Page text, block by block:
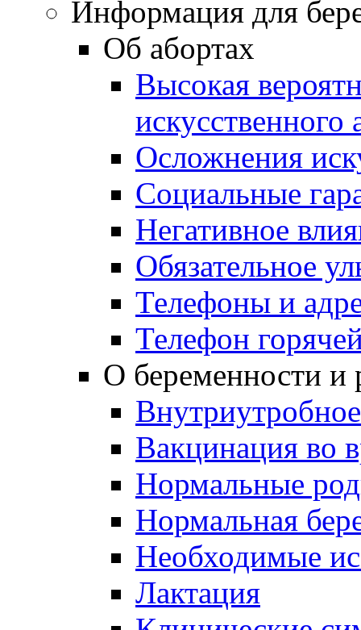
Информация для
Об абортах
Высокая
искусственного
Осложнения
Социальные
Негативное
Обязательное
Телефоны и
Телефон
О беременности и
Вакцинация во
Нормальные
Нормальная
Необходимые
Лактация